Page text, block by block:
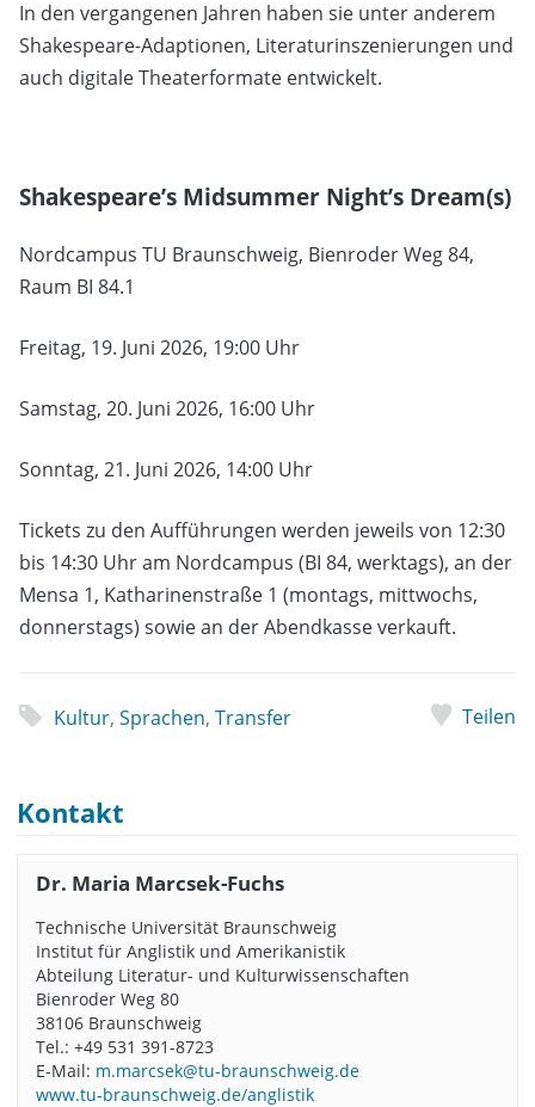
In den vergangenen Jahren haben sie unter anderem
Shakespeare-Adaptionen, Literaturinszenierungen und
auch digitale Theaterformate entwickelt.
Shakespeare’s Midsummer Night’s Dream(s)
Nordcampus TU Braunschweig, Bienroder Weg 84,
Raum BI 84.1
Freitag, 19. Juni 2026, 19:00 Uhr
Samstag, 20. Juni 2026, 16:00 Uhr
Sonntag, 21. Juni 2026, 14:00 Uhr
Tickets zu den Aufführungen werden jeweils von 12:30
bis 14:30 Uhr am Nordcampus (BI 84, werktags), an der
Mensa 1, Katharinenstraße 1 (montags, mittwochs,
donnerstags) sowie an der Abendkasse verkauft.
Kultur, Sprachen, Transfer Teilen
Kontakt
Dr. Maria Marcsek-Fuchs
Technische Universität Braunschweig
Institut für Anglistik und Amerikanistik
Abteilung Literatur- und Kulturwissenschaften
Bienroder Weg 80
38106 Braunschweig
Tel.: +49 531 391-8723
E-Mail: m.marcsek@tu-braunschweig.de
www.tu-braunschweig.de/anglistik